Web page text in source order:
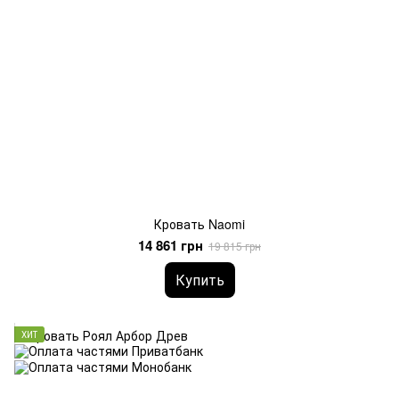
Кровать Naomi
14 861 грн 19 815 грн
Купить
ХИТ